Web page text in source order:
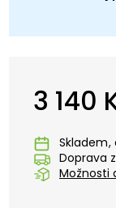
3 140
cena:Skladem
Doprava
Možnosti
1